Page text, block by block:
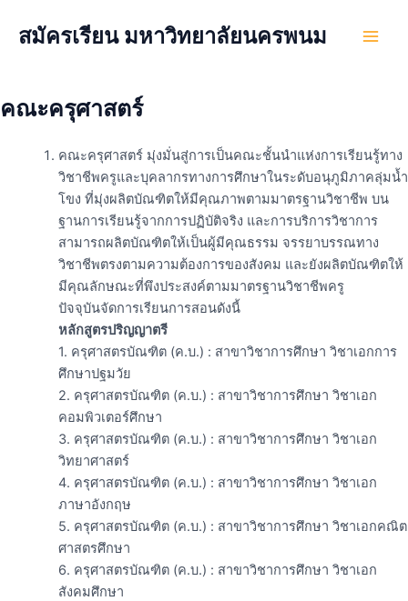
สมัครเรียน มหาวิทยาลัยนครพนม
คณะครุศาสตร์
คณะครุศาสตร์ มุ่งมั่นสู่การเป็นคณะชั้นนำแห่งการเรียนรู้ทาง
วิชาชีพครูและบุคลากรทางการศึกษาในระดับอนุภูมิภาคลุ่มน้ำ
โขง ที่มุ่งผลิตบัณฑิตให้มีคุณภาพตามมาตรฐานวิชาชีพ บน
ฐานการเรียนรู้จากการปฏิบัติจริง และการบริการวิชาการ
สามารถผลิตบัณฑิตให้เป็นผู้มีคุณธรรม จรรยาบรรณทาง
วิชาชีพตรงตามความต้องการของสังคม และยังผลิตบัณฑิตให้
มีคุณลักษณะที่พึงประสงค์ตามมาตรฐานวิชาชีพครู
ปัจจุบันจัดการเรียนการสอนดังนี้
หลักสูตรปริญญาตรี
1. ครุศาสตรบัณฑิต (ค.บ.) : สาขาวิชาการศึกษา วิชาเอกการ
ศึกษาปฐมวัย
2. ครุศาสตรบัณฑิต (ค.บ.) : สาขาวิชาการศึกษา วิชาเอก
คอมพิวเตอร์ศึกษา
3. ครุศาสตรบัณฑิต (ค.บ.) : สาขาวิชาการศึกษา วิชาเอก
วิทยาศาสตร์
4. ครุศาสตรบัณฑิต (ค.บ.) : สาขาวิชาการศึกษา วิชาเอก
ภาษาอังกฤษ
5. ครุศาสตรบัณฑิต (ค.บ.) : สาขาวิชาการศึกษา วิชาเอกคณิต
ศาสตรศึกษา
6. ครุศาสตรบัณฑิต (ค.บ.) : สาขาวิชาการศึกษา วิชาเอก
สังคมศึกษา